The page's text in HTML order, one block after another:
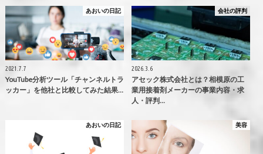
あおいの日記
2021.7.7
YouTube分析ツール「チャンネルトラ
ッカー」を他社と比較してみた結果…
会社の評判
2026.3.6
アセック株式会社とは？相模原の工
業用接着剤メーカーの事業内容・求
人・評判…
あおいの日記 美容